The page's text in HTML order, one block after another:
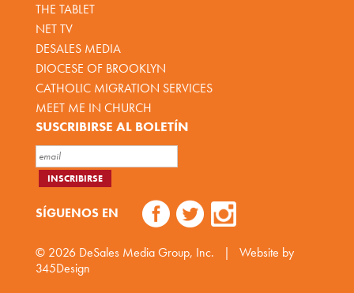
THE TABLET
NET TV
DESALES MEDIA
DIOCESE OF BROOKLYN
CATHOLIC MIGRATION SERVICES
MEET ME IN CHURCH
SUSCRIBIRSE AL BOLETÍN
SÍGUENOS EN
© 2026 DeSales Media Group, Inc. |
Website by
345Design